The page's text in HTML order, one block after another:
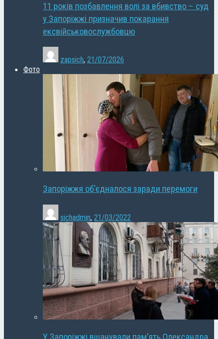
11 років позбавлення волі за вбивство – суд
у Запоріжжі призначив покарання
ексвійськовослужбовцю
zapsich, 21/07/2026
Фото
Запоріжжя об’єдналося заради перемоги
sichadmin, 21/03/2022
У Запоріжжі вшанували пам’ять Олександра